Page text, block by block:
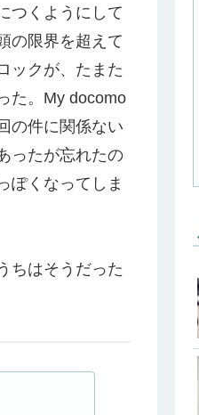
つくようにして
の限界を超えて
ックが、たまた
た。My docomo
の件に関係ない
ったが忘れたの
ぽくなってしま
ちはそうだった